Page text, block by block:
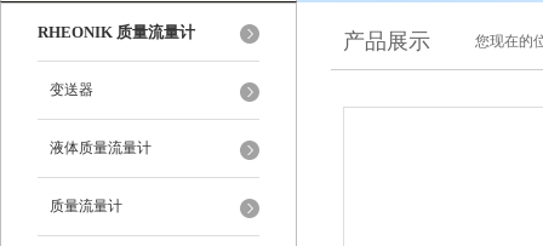
RHEONIK 质量流量计
变送器
液体质量流量计
质量流量计
产品展示 您现在的